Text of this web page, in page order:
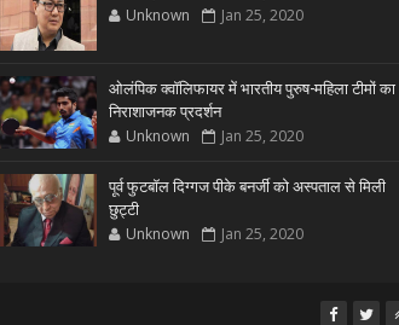
Unknown Jan 25, 2020
ओलंपिक क्वॉलिफायर में भारतीय पुरुष-महिला टीमों का
निराशाजनक प्रदर्शन
Unknown Jan 25, 2020
पूर्व फुटबॉल दिग्गज पीके बनर्जी को अस्पताल से मिली
छुट्टी
Unknown Jan 25, 2020